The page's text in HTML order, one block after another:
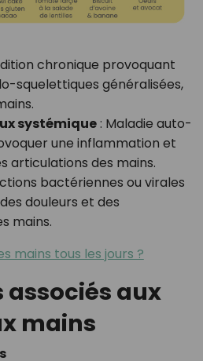
chronique provoquant
squelettiques généralisées,
systémique: Maladie auto-
une inflammation et
articulations des mains.
bactériennes ou virales
douleurs et des
mains.
mains tous les jours ?
aux
mains